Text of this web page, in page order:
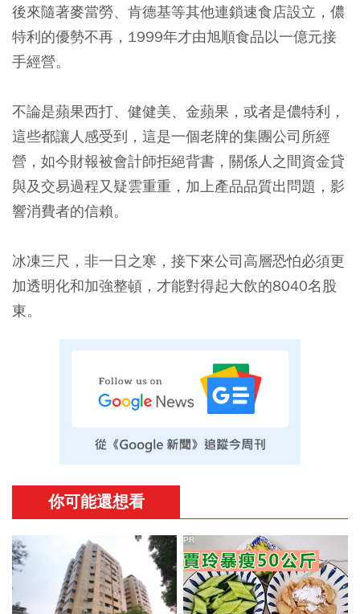
後來隨著麥當勞、肯德基等其他連鎖速食店設立，儂
特利的優勢不再，1999年才由旭順食品以一億元接
手經營。
不論是蘋果西打、健健美、金蘋果，或者是儂特利，
這些都讓人感受到，這是一個老牌的集團公司所經
營，如今財報被會計師拒絕背書，關係人之間資金貸
與及交易過程又疑雲重重，加上產品品質出問題，影
響消費者的信賴。
冰凍三尺，非一日之寒，接下來公司高層恐怕必須更
加透明化和加強整頓，才能對得起大飲的8040名股
東。